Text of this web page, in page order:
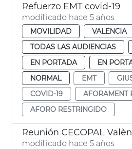
Refuerzo EMT covid-19
modificado hace 5 años
MOVILIDAD
VALENCIA
TODAS LAS AUDIENCIAS
EN PORTADA
EN
NORMAL
EMT
COVID-19
AFORAMENT
AFORO RESTRINGIDO
Reunión CECOPAL
modificado hace 5 años